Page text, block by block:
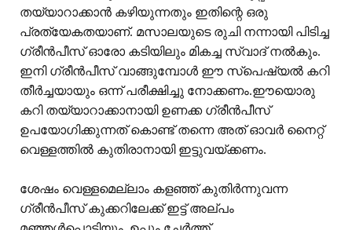
തയ്യാറാക്കാൻ കഴിയുന്നതും ഇതിന്റെ ഒരു
പ്രത്യേകതയാണ്. മസാലയുടെ രുചി നന്നായി പിടിച്ച
ഗ്രീൻപീസ് ഓരോ കടിയിലും മികച്ച സ്വാദ് നൽകും.
ഇനി ഗ്രീൻപീസ് വാങ്ങുമ്പോൾ ഈ സ്പെഷ്യൽ കറി
തീർച്ചയായും ഒന്ന് പരീക്ഷിച്ചു നോക്കണം.ഈയൊരു
കറി തയ്യാറാക്കാനായി ഉണക്ക ഗ്രീൻപീസ്
ഉപയോഗിക്കുന്നത് കൊണ്ട് തന്നെ അത് ഓവർ നൈറ്റ്
വെള്ളത്തിൽ കുതിരാനായി ഇട്ടുവയ്ക്കണം.
ശേഷം വെള്ളമെല്ലാം കളഞ്ഞ് കുതിർന്നുവന്ന
ഗ്രീൻപീസ് കുക്കറിലേക്ക് ഇട്ട് അല്പം